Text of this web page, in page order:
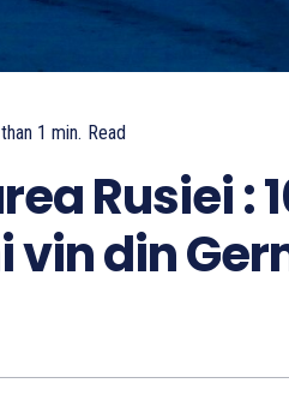
1 min. Read
Rusiei :
din